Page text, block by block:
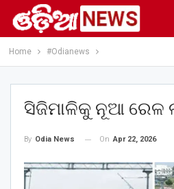
Home #Odianews
ସିଜିମାଳିକୁ ନୂଆ ରେଳ
By Odia News On Apr 22, 2026